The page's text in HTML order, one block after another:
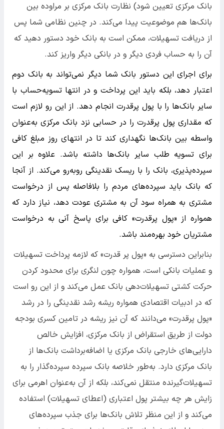
بانک مرکزی تعیین شود) نظارت بانک مرکزی بر مراوده بین
بانک‌ها هم موضوعیت پیدا می‌کند. در چنین نظامی شما پس
از دریافت تسهیلات، ممکن است به بانک خود دستور دهید که
آن را به حساب فردی دیگر و در بانکی دیگر واریز کند.
برای اجرای این دستور بانک شما دیگر نمی‌تواند به بانک دوم
اعتبار دهد، بلکه باید این پرداخت و در انتها تسویه‌حساب با
سایر بانک‌ها را با پول پرقدرت انجام دهد. از این رو لازم است
که مقداری پول پرقدرت را در حسابی نزد بانک مرکزی به‌عنوان
واسطه بین بانک‌ها نگهداری کند تا در انتهای روز مبلغ کافی
برای تسویه طلب سایر بانک‌ها داشته باشد. علاوه بر این
سپرده‌پذیری، بانک را با ریسک نقدینگی روبه‌رو می‌کند. از آنجا
که بانک باید سپرده‌های مردم را بلافاصله پس از درخواست
مشتری به همراه سود آن به مشتری عودت دهد، نیاز دارد که
همواره از «پول پرقدرت» کافی برای پاسخ آنی به درخواست
مشتریان خود بهره‌مند باشد.
بنابراین دسترسی به «پول پر قدرت» که لازمه پرداخت تسهیلات
و عملیات بانکی است، همواره چون لنگری برای محدود کردن
حرکت کشتی تسهیلات‌دهی بانک عمل می‌کند و از این رو است
که در ادبیات اقتصادی همواره ریشه رشد نقدینگی را در رشد
«پول پرقدرت» می‌دانند که آن نیز ریشه در تامین کسری بودجه
دولت از طریق استقراض از بانک مرکزی، افزایش خالص
دارایی‌های خارجی بانک مرکزی یا اضافه‌برداشت بانک‌ها از
بانک مرکزی دارد. به‌طور خلاصه بانک سپرده سپرده‌گذار را به
تسهیلات‌گیرنده منتقل نمی‌کند، بلکه از آن به‌عنوان اهرمی برای
زایش هر چه بیشتر پول اعتباری (اعطای تسهیلات) استفاده
می‌کند و از این منظر تلاش بانک‌ها برای جذب سپرده‌های